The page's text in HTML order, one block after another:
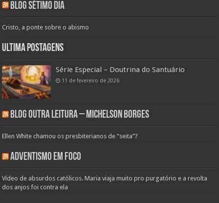
Blog Sétimo Dia
Cristo, a ponte sobre o abismo
Ultima Postagens
Série Especial – Doutrina do Santuário
11 de fevereiro de 2026
Blog Outra Leitura – Michelson Borges
Ellen White chamou os presbiterianos de “seita”?
Adventismo em Foco
Vídeo de absurdos católicos. Maria viaja muito pro purgatório e a revolta
dos anjos foi contra ela